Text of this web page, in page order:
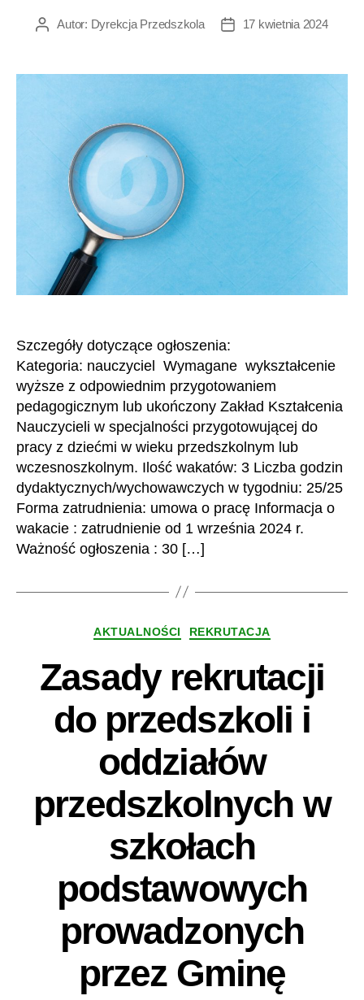
AutorAutor: Dyrekcja Przedszkola
Data17 kwietnia 2024
Szczegóły dotyczące ogłoszenia:
Kategoria: nauczyciel Wymagane wykształcenie
wyższe z odpowiednim przygotowaniem
pedagogicznym lub ukończony Zakład Kształcenia
Nauczycieli w specjalności przygotowującej do
pracy z dziećmi w wieku przedszkolnym lub
wczesnoszkolnym. Ilość wakatów: 3 Liczba godzin
dydaktycznych/wychowawczych w tygodniu: 25/25
Forma zatrudnienia: umowa o pracę Informacja o
wakacie : zatrudnienie od 1 września 2024 r.
Ważność ogłoszenia : 30 […]
Kategorie
AKTUALNOŚCI REKRUTACJA
Zasady rekrutacji
do przedszkoli i
oddziałów
przedszkolnych w
szkołach
podstawowych
prowadzonych
przez Gminę